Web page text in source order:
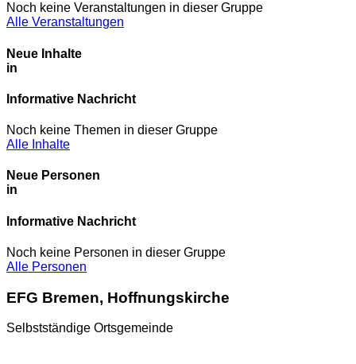
Noch keine Veranstaltungen in dieser Gruppe
Alle Veranstaltungen
Neue Inhalte
in
Informative Nachricht
Noch keine Themen in dieser Gruppe
Alle Inhalte
Neue Personen
in
Informative Nachricht
Noch keine Personen in dieser Gruppe
Alle Personen
EFG Bremen, Hoffnungskirche
Selbstständige Ortsgemeinde